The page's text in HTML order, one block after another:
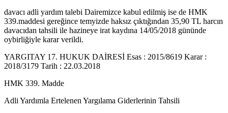
davacı adli yardım talebi Dairemizce kabul edilmiş ise de HMK
339.maddesi gereğince temyizde haksız çıktığından 35,90 TL harcın
davacıdan tahsili ile hazineye irat kaydına 14/05/2018 gününde
oybirliğiyle karar verildi.
YARGITAY 17. HUKUK DAİRESİ Esas : 2015/8619 Karar :
2018/3179 Tarih : 22.03.2018
HMK 339. Madde
Adli Yardımla Ertelenen Yargılama Giderlerinin Tahsili